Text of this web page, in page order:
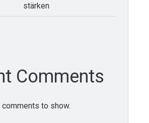
stärken
Comments
comments to show.